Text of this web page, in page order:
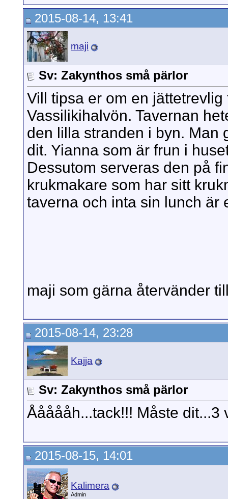
2015-08-14, 13:41
maji
Sv: Zakynthos små pärlor
Vill tipsa er om en
Vassilikihalvön. Tavernan
den lilla stranden i byn. Man
dit. Yianna som är frun i
Dessutom serveras den på
krukmakare som har sitt
taverna och inta sin lunch är
maji som gärna återvänder
2015-08-14, 23:28
Kajja
Sv: Zakynthos små pärlor
Åååååh...tack!!! Måste dit...3
2015-08-15, 14:01
Kalimera
Admin